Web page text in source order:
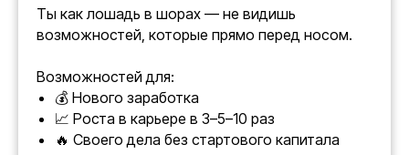
Ты как лошадь в шорах — не видишь
возможностей, которые прямо перед носом.
Возможностей для:
💰 Нового заработка
📈 Роста в карьере в 3–5–10 раз
🔥 Своего дела без стартового капитала